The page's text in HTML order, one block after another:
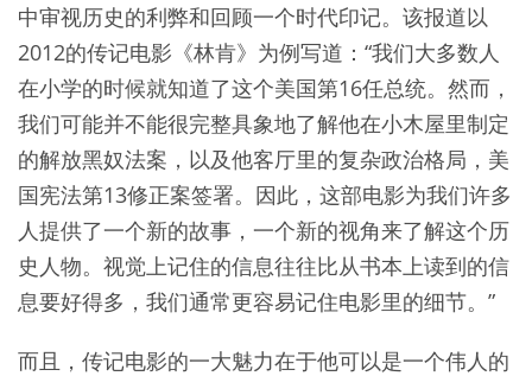
中审视历史的利弊和回顾一个时代印记。该报道以
2012的传记电影《林肯》为例写道：“我们大多数人
在小学的时候就知道了这个美国第16任总统。然而，
我们可能并不能很完整具象地了解他在小木屋里制定
的解放黑奴法案，以及他客厅里的复杂政治格局，美
国宪法第13修正案签署。因此，这部电影为我们许多
人提供了一个新的故事，一个新的视角来了解这个历
史人物。视觉上记住的信息往往比从书本上读到的信
息要好得多，我们通常更容易记住电影里的细节。”
而且，传记电影的一大魅力在于他可以是一个伟人的